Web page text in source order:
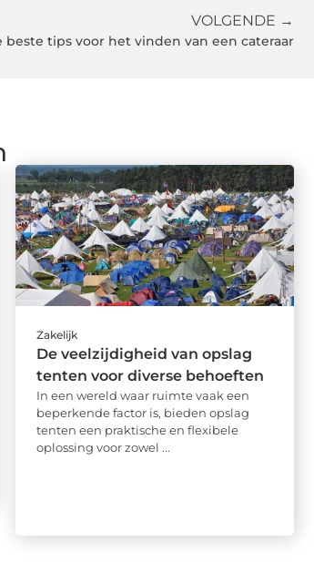
VOLGENDE →
beste tips voor het vinden van een cateraar
Zakelijk
De veelzijdigheid van opslag
tenten voor diverse behoeften
In een wereld waar ruimte vaak een
beperkende factor is, bieden opslag
tenten een praktische en flexibele
oplossing voor zowel ...